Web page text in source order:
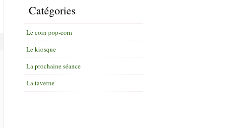
Catégories
Le coin pop-corn
Le kiosque
La prochaine séance
La taverne